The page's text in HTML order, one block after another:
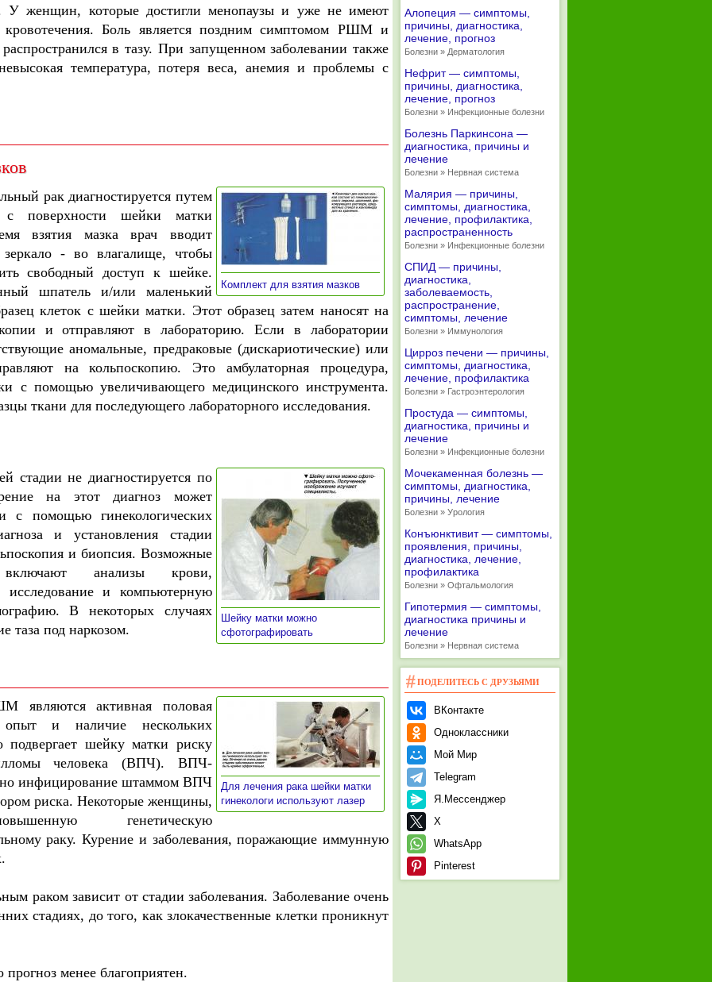
У женщин, которые достигли менопаузы и уже не имеют
кровотечения. Боль является поздним симптомом РШМ и
в тазу. При запущенном заболевании также
температура, потеря веса, анемия и проблемы с
Комплект для взятия мазков
рак диагностируется путем
с поверхности шейки матки
взятия мазка врач вводит
зеркало - во влагалище, чтобы
свободный доступ к шейке.
шпатель и/или маленький
клеток с шейки матки. Этот образец затем наносят на
и отправляют в лабораторию. Если в лаборатории
аномальные, предраковые (дискариотические) или
на кольпоскопию. Это амбулаторная процедура,
с помощью увеличивающего медицинского инструмента.
ткани для последующего лабораторного исследования.
Шейку матки можно
сфотографировать
стадии не диагностируется по
на этот диагноз может
с помощью гинекологических
и установления стадии
и биопсия. Возможные
включают анализы крови,
исследование и компьютерную
В некоторых случаях
таза под наркозом.
Для лечения рака шейки матки
гинекологи используют лазер
являются активная половая
и наличие нескольких
подвергает шейку матки риску
человека (ВПЧ). ВПЧ-
но инфицирование штаммом ВПЧ
риска. Некоторые женщины,
генетическую
раку. Курение и заболевания, поражающие иммунную
раком зависит от стадии заболевания. Заболевание очень
стадиях, до того, как злокачественные клетки проникнут
менее благоприятен.
Алопеция — симптомы,
причины, диагностика,
лечение, прогноз
Болезни » Дерматология
Нефрит — симптомы,
причины, диагностика,
лечение, прогноз
Болезни » Инфекционные болезни
Болезнь Паркинсона —
диагностика, причины и
лечение
Болезни » Нервная система
Малярия — причины,
симптомы, диагностика,
лечение, профилактика,
распространенность
Болезни » Инфекционные болезни
СПИД — причины,
диагностика,
заболеваемость,
распространение,
симптомы, лечение
Болезни » Иммунология
Цирроз печени — причины,
симптомы, диагностика,
лечение, профилактика
Болезни » Гастроэнтерология
Простуда — симптомы,
диагностика, причины и
лечение
Болезни » Инфекционные болезни
Мочекаменная болезнь —
симптомы, диагностика,
причины, лечение
Болезни » Урология
Конъюнктивит — симптомы,
проявления, причины,
диагностика, лечение,
профилактика
Болезни » Офтальмология
Гипотермия — симптомы,
диагностика причины и
лечение
Болезни » Нервная система
ПОДЕЛИТЕСЬ С ДРУЗЬЯМИ
ВКонтакте
Одноклассники
Мой Мир
Telegram
Я.Мессенджер
X
WhatsApp
Pinterest